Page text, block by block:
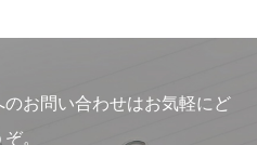
お問い合わせはお気軽にど
ぞ。